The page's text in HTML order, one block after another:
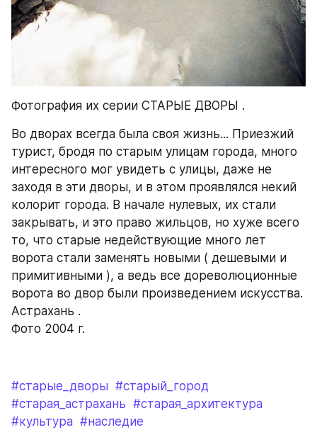
Фотография их серии СТАРЫЕ ДВОРЫ .
Во дворах всегда была своя жизнь... Приезжий
турист, бродя по старым улицам города, много
интересного мог увидеть с улицы, даже не
заходя в эти дворы, и в этом проявлялся некий
колорит города. В начале нулевых, их стали
закрывать, и это право жильцов, но хуже всего
то, что старые недействующие много лет
ворота стали заменять новыми ( дешевыми и
примитивными ), а ведь все дореволюционные
ворота во двор были произведением искусства.
Астрахань .
Фото 2004 г.
#старые_дворы #старый_город
#старая_астрахань #старая_архитектура
#культура #наследие